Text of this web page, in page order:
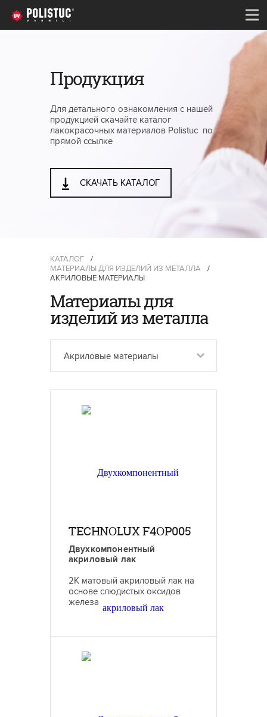
Продукция
Для детального ознакомления с нашей
продукцией скачайте каталог
лакокрасочных материалов Polistuc по
прямой ссылке
СКАЧАТЬ КАТАЛОГ
КАТАЛОГ
/
МАТЕРИАЛЫ ДЛЯ ИЗДЕЛИЙ ИЗ МЕТАЛЛА
/
АКРИЛОВЫЕ МАТЕРИАЛЫ
Материалы для
изделий из металла
Акриловые материалы
TECHNOLUX F4OP005
Двухкомпонентный
акриловый лак
2К матовый акриловый лак на
основе слюдистых оксидов
железа